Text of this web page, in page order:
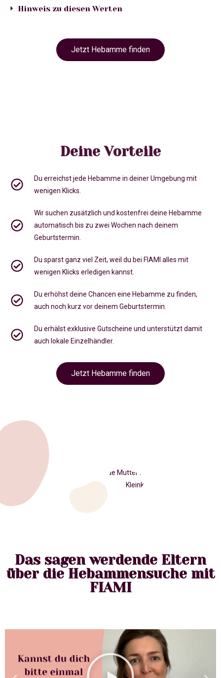
Hinweis zu diesen Werten
Jetzt Hebamme finden
Deine Vorteile
Du erreichst jede Hebamme in deiner Umgebung mit
wenigen Klicks.
Wir suchen zusätzlich und kostenfrei deine Hebamme
automatisch bis zu zwei Wochen nach deinem
Geburtstermin.
Du sparst ganz viel Zeit, weil du bei FIAMI alles mit
wenigen Klicks erledigen kannst.
Du erhöhst deine Chancen eine Hebamme zu finden,
auch noch kurz vor deinem Geburtstermin
Du erhälst exklusive Gutscheine und unterstützt damit
auch lokale Einzelhändler.
Jetzt Hebamme finden
Das sagen werdende Eltern
über die Hebammensuche mit
FIAMI